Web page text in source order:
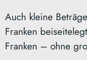
Auch kleine
Franken
Franken – ohne